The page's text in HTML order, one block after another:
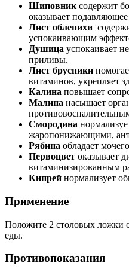
Шиповник содержит
оказывает
Лист облепихи
успокаивающим
Душица успокаивает
приливы.
Лист брусники
витаминов, укрепляет
Калина повышает
Малина насыщает
Смородина
жаропонижающими,
Рябина обладает
Первоцвет оказывает
витаминизированным
Кипрей нормализует
Применение
Положите 2 столовых ложки
еды.
Противопоказания